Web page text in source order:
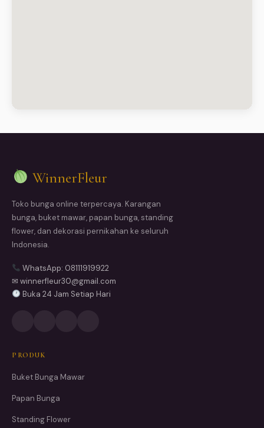
WinnerFleur
Toko bunga online terpercaya. Karangan
bunga, buket mawar, papan bunga, standing
flower, dan dekorasi pernikahan ke seluruh
Indonesia.
WhatsApp: 08111919922
✉ winnerfleur30@gmail.com
Buka 24 Jam Setiap Hari
PRODUK
Buket Bunga Mawar
Papan Bunga
Standing Flower